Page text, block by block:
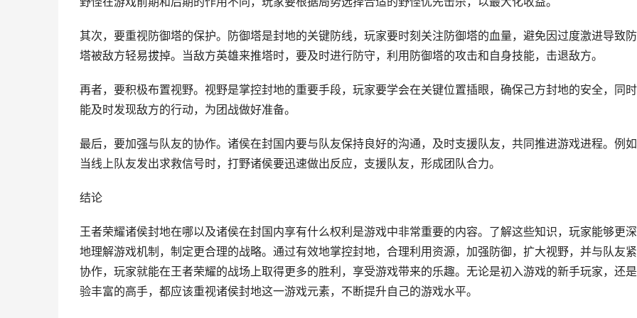
其次，要重视防御塔的保护。防御塔是封地的关键防线，玩家要时刻关注防御塔的血量，避免因过度激进导致
塔被敌方轻易拔掉。当敌方英雄来推塔时，要及时进行防守，利用防御塔的攻击和自身技能，击退敌方。
再者，要积极布置视野。视野是掌控封地的重要手段，玩家要学会在关键位置插眼，确保己方封地的安全，同
能及时发现敌方的行动，为团战做好准备。
最后，要加强与队友的协作。诸侯在封国内要与队友保持良好的沟通，及时支援队友，共同推进游戏进程。例如
当线上队友发出求救信号时，打野诸侯要迅速做出反应，支援队友，形成团队合力。
结论
王者荣耀诸侯封地在哪以及诸侯在封国内享有什么权利是游戏中非常重要的内容。了解这些知识，玩家能够更
地理解游戏机制，制定更合理的战略。通过有效地掌控封地，合理利用资源，加强防御，扩大视野，并与队友
协作，玩家就能在王者荣耀的战场上取得更多的胜利，享受游戏带来的乐趣。无论是初入游戏的新手玩家，还
验丰富的高手，都应该重视诸侯封地这一游戏元素，不断提升自己的游戏水平。